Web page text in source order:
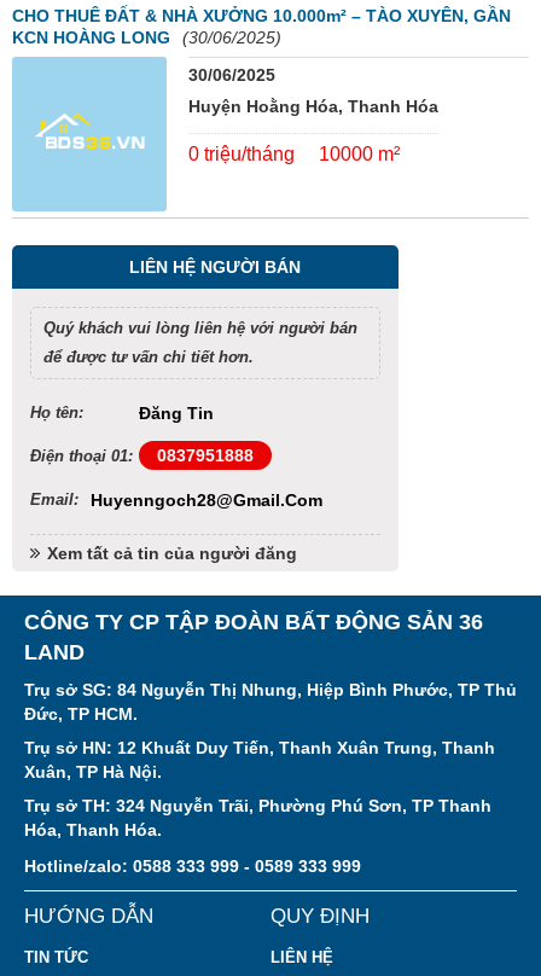
CHO THUÊ ĐẤT & NHÀ XƯỞNG 10.000m² – TÀO XUYÊN, GẦN
KCN HOÀNG LONG
(30/06/2025)
30/06/2025
Huyện Hoằng Hóa, Thanh Hóa
0 triệu/tháng 10000 m²
LIÊN HỆ NGƯỜI BÁN
Quý khách vui lòng liên hệ với người bán
để được tư vấn chi tiết hơn.
Họ tên: Đăng Tin
Điện thoại 01: 0837951888
Email: Huyenngoch28@gmail.com
Xem tất cả tin của người đăng
CÔNG TY CP TẬP ĐOÀN BẤT ĐỘNG SẢN 36
LAND
Trụ sở SG: 84 Nguyễn Thị Nhung, Hiệp Bình Phước, TP Thủ
Đức, TP HCM.
Trụ sở HN: 12 Khuất Duy Tiến, Thanh Xuân Trung, Thanh
Xuân, TP Hà Nội.
Trụ sở TH: 324 Nguyễn Trãi, Phường Phú Sơn, TP Thanh
Hóa, Thanh Hóa.
Hotline/zalo: 0588 333 999 - 0589 333 999
HƯỚNG DẪN
TIN TỨC
QUY ĐỊNH
LIÊN HỆ